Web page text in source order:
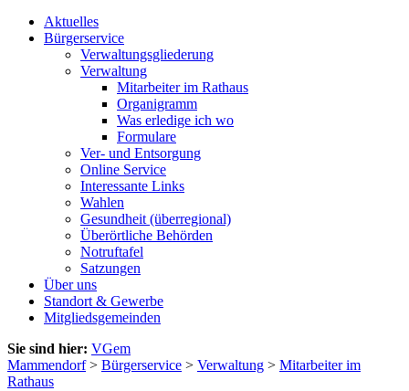
Aktuelles
Bürgerservice
Verwaltungsgliederung
Verwaltung
Mitarbeiter im Rathaus
Organigramm
Was erledige ich wo
Formulare
Ver- und Entsorgung
Online Service
Interessante Links
Wahlen
Gesundheit (überregional)
Überörtliche Behörden
Notruftafel
Satzungen
Über uns
Standort & Gewerbe
Mitgliedsgemeinden
Sie sind hier: VGem
Mammendorf> Bürgerservice > Verwaltung > Mitarbeiter im
Rathaus